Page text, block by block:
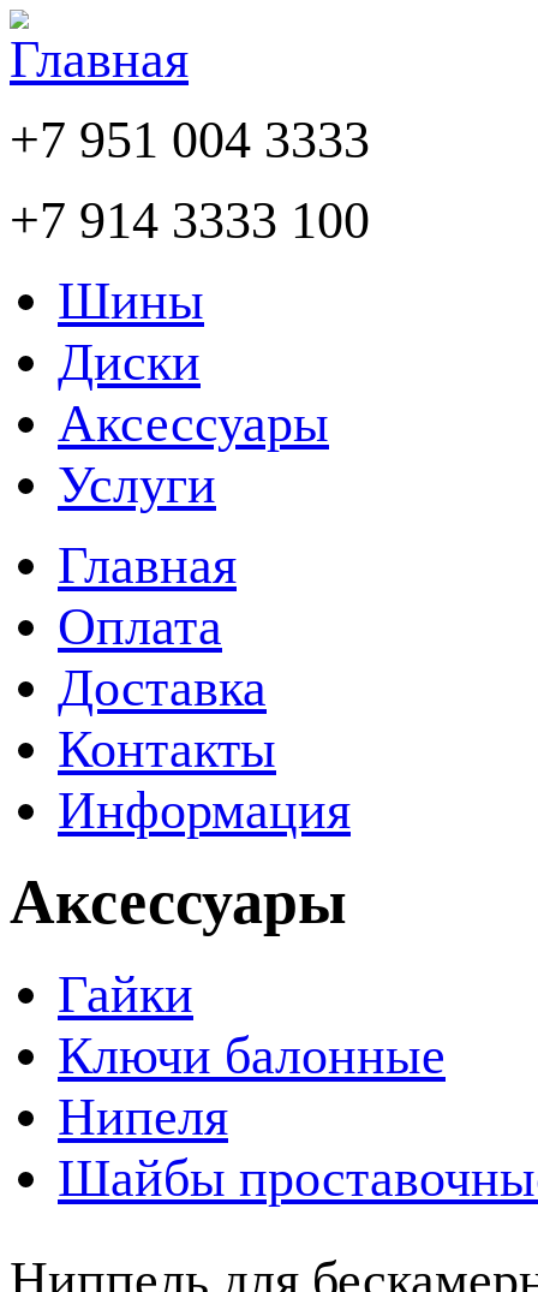
+7 951 004 3333
+7 914 3333 100
Шины
Диски
Аксессуары
Услуги
Главная
Оплата
Доставка
Контакты
Информация
Аксессуары
Гайки
Ключи балонные
Нипеля
Шайбы